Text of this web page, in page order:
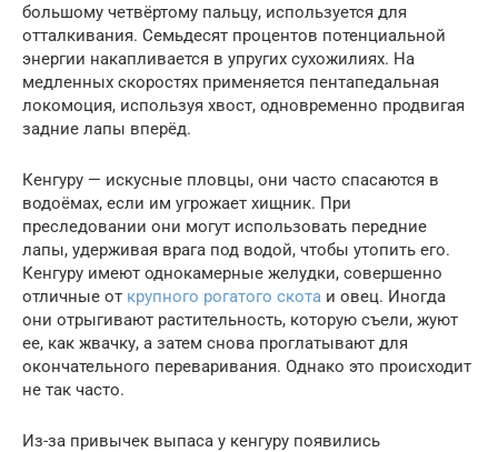
большому четвёртому пальцу, используется для
отталкивания. Семьдесят процентов потенциальной
энергии накапливается в упругих сухожилиях. На
медленных скоростях применяется пентапедальная
локомоция, используя хвост, одновременно продвигая
задние лапы вперёд.
Кенгуру — искусные пловцы, они часто спасаются в
водоёмах, если им угрожает хищник. При
преследовании они могут использовать передние
лапы, удерживая врага под водой, чтобы утопить его.
Кенгуру имеют однокамерные желудки, совершенно
отличные от крупного рогатого скота и овец. Иногда
они отрыгивают растительность, которую съели, жуют
ее, как жвачку, а затем снова проглатывают для
окончательного переваривания. Однако это происходит
не так часто.
Из-за привычек выпаса у кенгуру появились